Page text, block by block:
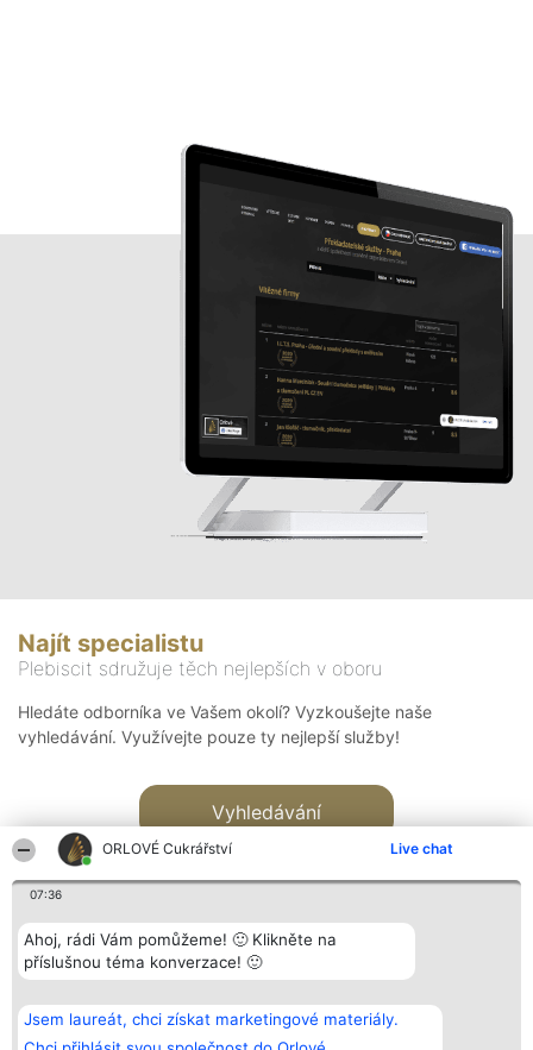
ORLOVÉ Cukrářství Live chat
07:36
Ahoj, rádi Vám pomůžeme! 🙂 Klikněte na
příslušnou téma konverzace! 🙂
Jsem laureát, chci získat marketingové materiály.
Najít specialistu
Plebiscit sdružuje těch nejlepších v oboru
Hledáte odborníka ve Vašem okolí? Vyzkoušejte naše
vyhledávání. Využívejte pouze ty nejlepší služby!
Vyhledávání
Bright Side Solutions sp. z o.
o. sp. k.
ul. Ruska 22
Vítězové
Seznam všech
laureátů
Kontakt